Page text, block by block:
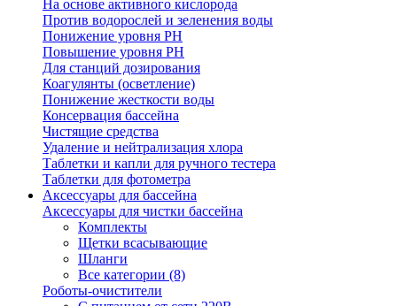
На основе активного кислорода
Против водорослей и зеленения воды
Понижение уровня РН
Повышение уровня РН
Для станций дозирования
Коагулянты (осветление)
Понижение жесткости воды
Консервация бассейна
Чистящие средства
Удаление и нейтрализация хлора
Таблетки и капли для ручного тестера
Таблетки для фотометра
Аксессуары для бассейна
Аксессуары для чистки бассейна
Комплекты
Щетки всасывающие
Шланги
Все категории (8)
Роботы-очистители